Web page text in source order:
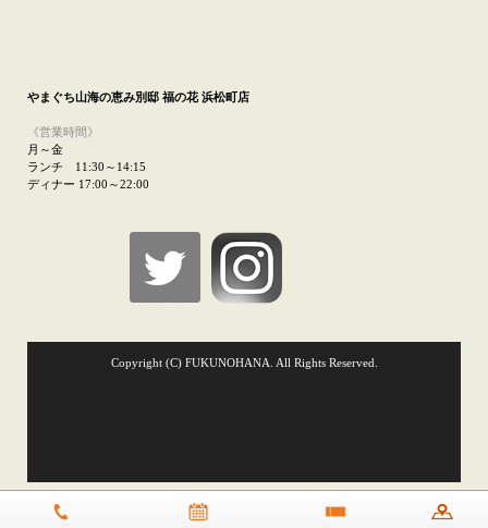
やまぐち山海の恵み別邸 福の花 浜松町店
《営業時間》
月～金
ランチ 11:30～14:15
ディナー 17:00～22:00
Copyright (C) FUKUNOHANA. All Rights Reserved.